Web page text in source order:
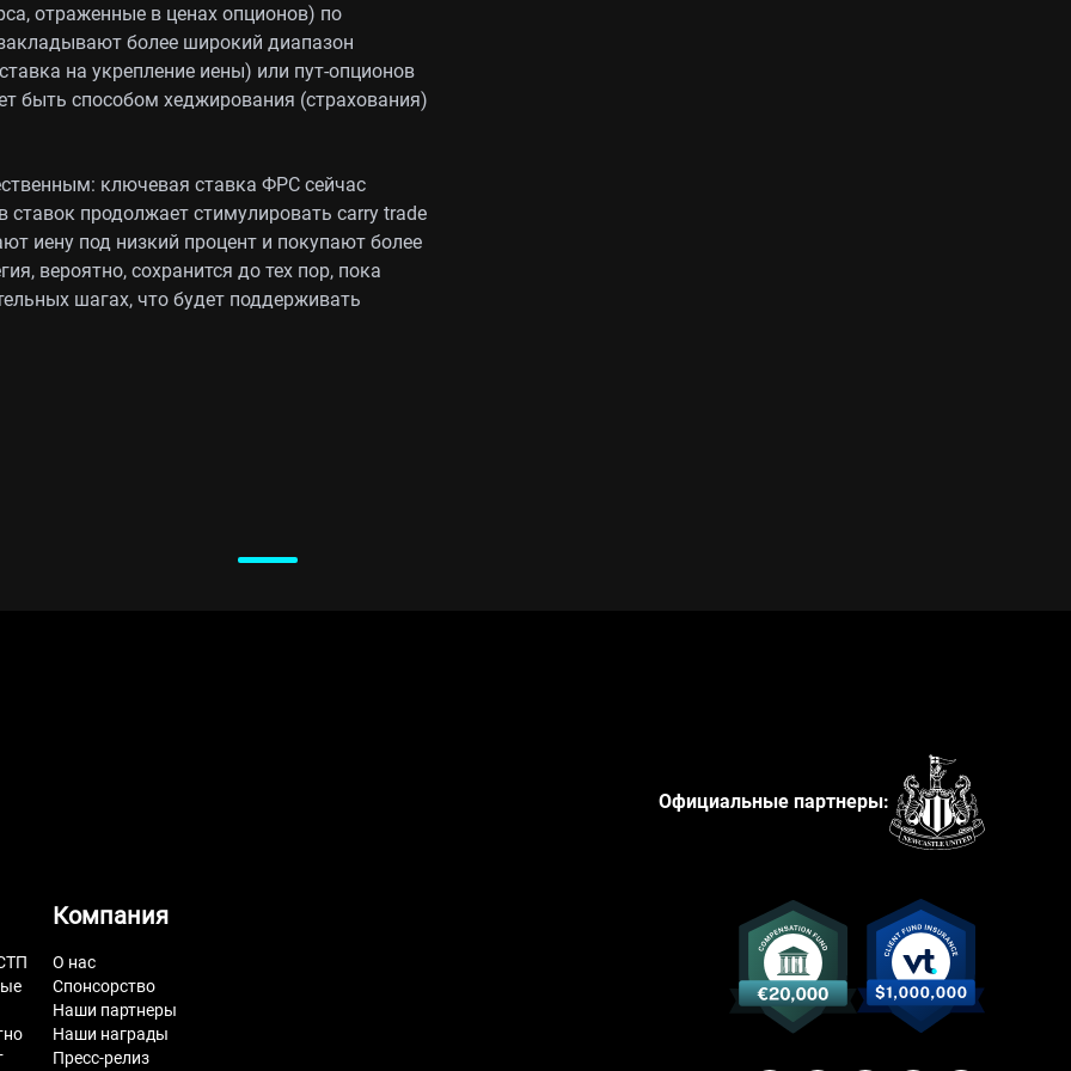
отраженные в ценах опционов) по
более широкий диапазон
на укрепление иены) или пут-опционов
быть способом хеджирования (страхования)
ключевая ставка ФРС сейчас
ставок продолжает стимулировать carry trade
иену под низкий процент и покупают более
вероятно, сохранится до тех пор, пока
шагах, что будет поддерживать
Официальные партнеры:
Компания
О нас
Спонсорство
Наши партнеры
Наши награды
Пресс-релиз